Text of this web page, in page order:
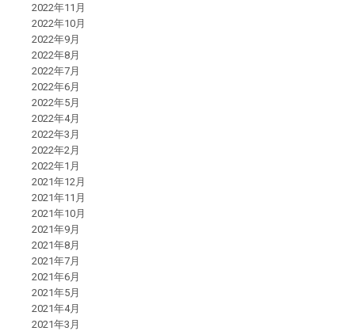
2022年11月
2022年10月
2022年9月
2022年8月
2022年7月
2022年6月
2022年5月
2022年4月
2022年3月
2022年2月
2022年1月
2021年12月
2021年11月
2021年10月
2021年9月
2021年8月
2021年7月
2021年6月
2021年5月
2021年4月
2021年3月